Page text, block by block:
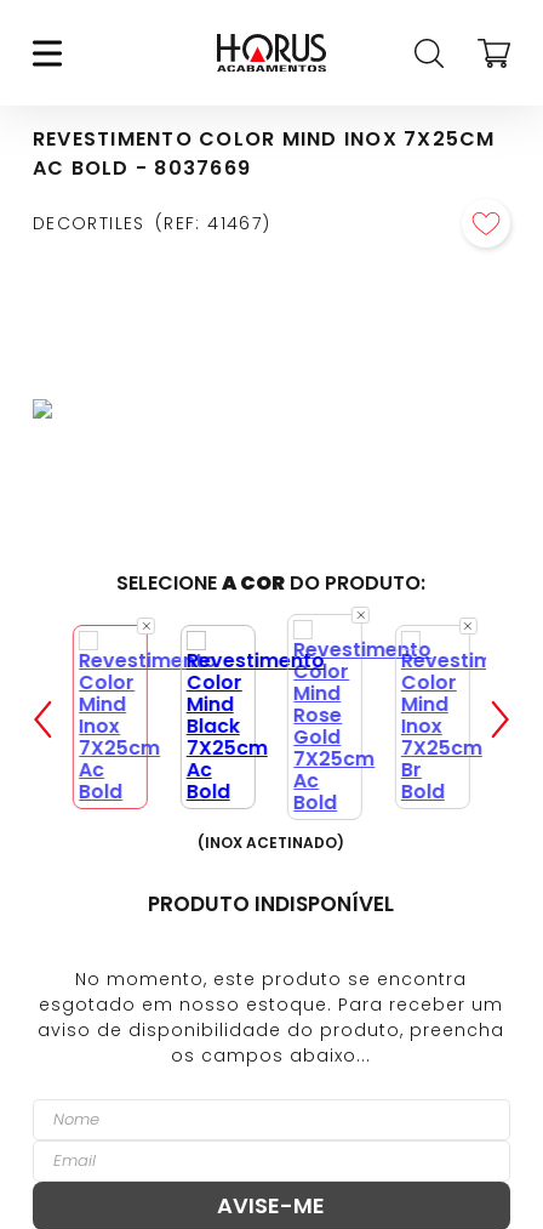
REVESTIMENTO COLOR MIND INOX 7X25CM
AC BOLD - 8037669
DECORTILES REF:41467
SELECIONEA COR DO PRODUTO:
(INOX ACETINADO)
PRODUTO INDISPONÍVEL